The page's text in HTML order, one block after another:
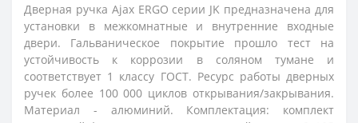
Дверная ручка Ajax ERGO серии JK предназначена для
установки в межкомнатные и внутренние входные
двери. Гальваническое покрытие прошло тест на
устойчивость к коррозии в соляном тумане и
соответствует 1 классу ГОСТ. Ресурс работы дверных
ручек более 100 000 циклов открывания/закрывания.
Материал - алюминий. Комплектация: комплект